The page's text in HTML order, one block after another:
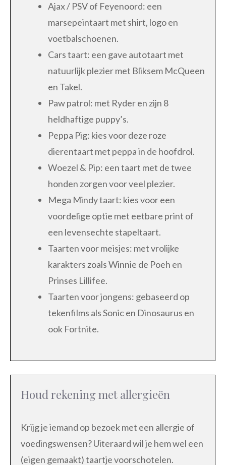
Ajax / PSV of Feyenoord: een
marsepeintaart met shirt, logo en
voetbalschoenen.
Cars taart: een gave autotaart met
natuurlijk plezier met Bliksem McQueen
en Takel.
Paw patrol: met Ryder en zijn 8
heldhaftige puppy’s.
Peppa Pig: kies voor deze roze
dierentaart met peppa in de hoofdrol.
Woezel & Pip: een taart met de twee
honden zorgen voor veel plezier.
Mega Mindy taart: kies voor een
voordelige optie met eetbare print of
een levensechte stapeltaart.
Taarten voor meisjes: met vrolijke
karakters zoals Winnie de Poeh en
Prinses Lillifee.
Taarten voor jongens: gebaseerd op
tekenfilms als Sonic en Dinosaurus en
ook Fortnite.
Houd rekening met allergieën
Krijg je iemand op bezoek met een allergie of
voedingswensen? Uiteraard wil je hem wel een
(eigen gemaakt) taartje voorschotelen.